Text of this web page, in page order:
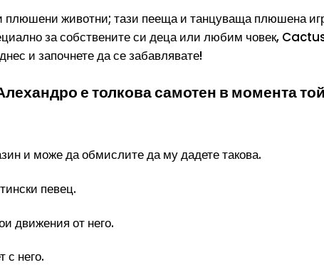
плюшени животни; тази пееща и танцуваща плюшена
за собствените си деца или любим човек,
и започнете да се забавлявате!
е толкова самотен в момента
и може да обмислите да му дадете такова.
певец.
движения от него.
с него.